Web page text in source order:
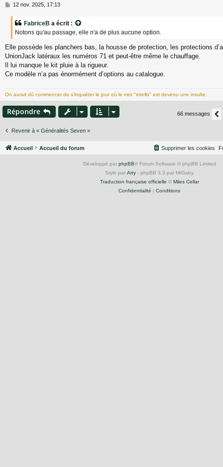
M
e
12 nov. 2025, 17:13
FabriceB a écrit :
Notons qu'au passage, elle n'a de plus aucune option.
Elle possède les planchers bas, la housse de protection, les protections
UnionJack latéraux les numéros 71 et peut-être même le chauffage.
Il lui manque le kit pluie à la rigueur.
Ce modèle n’a pas énormément d’options au catalogue.
On aurait dû commencer de s’inquiéter le jour où le mot "intello" est devenu une insulte.
Répondre 66 messages
Revenir à « Généralités Seven »
Accueil Accueil du forum Supprimer les cookies
Développé par phpBB® Forum Software © phpBB Limited
Style par Arty - phpBB 3.3 par MrGaby
Traduction française officielle © Miles Cellar
Confidentialité | Conditions